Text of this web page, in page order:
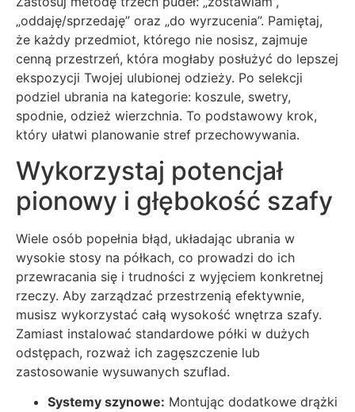
„oddaję/sprzedaję” oraz „do wyrzucenia”. Pamiętaj,
że każdy przedmiot, którego nie nosisz, zajmuje
cenną przestrzeń, która mogłaby posłużyć do lepszej
ekspozycji Twojej ulubionej odzieży. Po selekcji
podziel ubrania na kategorie: koszule, swetry,
spodnie, odzież wierzchnia. To podstawowy krok,
który ułatwi planowanie stref przechowywania.
Wykorzystaj potencjał
pionowy i głębokość szafy
Wiele osób popełnia błąd, układając ubrania w
wysokie stosy na półkach, co prowadzi do ich
przewracania się i trudności z wyjęciem konkretnej
rzeczy. Aby zarządzać przestrzenią efektywnie,
musisz wykorzystać całą wysokość wnętrza szafy.
Zamiast instalować standardowe półki w dużych
odstępach, rozważ ich zagęszczenie lub
zastosowanie wysuwanych szuflad.
Systemy szynowe: Montując dodatkowe drążki